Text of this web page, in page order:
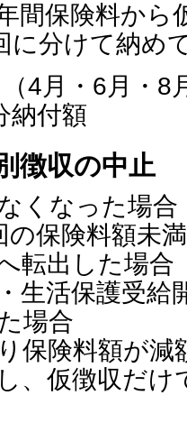
間保険料から
に分けて納め
（4月・6月・
付額
徴収の中止
くなった場合
保険料額未
転出した場合
生活保護受給
場合
保険料額が減
、仮徴収だけ